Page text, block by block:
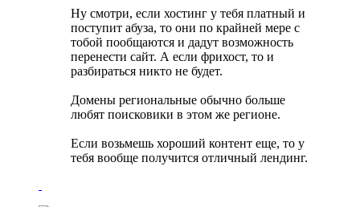
Ну смотри, если хостинг у тебя платный и
поступит абуза, то они по крайней мере с
тобой пообщаются и дадут возможность
перенести сайт. А если фрихост, то и
разбираться никто не будет.
Домены региональные обычно больше
любят поисковики в этом же регионе.
Если возьмешь хороший контент еще, то у
тебя вообще получится отличный лендинг.